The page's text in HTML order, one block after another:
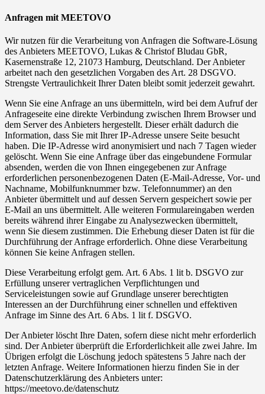
Anfragen mit MEETOVO
Wir nutzen für die Verarbeitung von Anfragen die Software-Lösung
des Anbieters MEETOVO, Lukas & Christof Bludau GbR,
Kasernenstraße 12, 21073 Hamburg, Deutschland. Der Anbieter
arbeitet nach den gesetzlichen Vorgaben des Art. 28 DSGVO.
Strengste Vertraulichkeit Ihrer Daten bleibt somit jederzeit gewahrt.
Wenn Sie eine Anfrage an uns übermitteln, wird bei dem Aufruf der
Anfrageseite eine direkte Verbindung zwischen Ihrem Browser und
dem Server des Anbieters hergestellt. Dieser erhält dadurch die
Information, dass Sie mit Ihrer IP-Adresse unsere Seite besucht
haben. Die IP-Adresse wird anonymisiert und nach 7 Tagen wieder
gelöscht. Wenn Sie eine Anfrage über das eingebundene Formular
absenden, werden die von Ihnen eingegebenen zur Anfrage
erforderlichen personenbezogenen Daten (E-Mail-Adresse, Vor- und
Nachname, Mobilfunknummer bzw. Telefonnummer) an den
Anbieter übermittelt und auf dessen Servern gespeichert sowie per
E-Mail an uns übermittelt. Alle weiteren Formulareingaben werden
bereits während ihrer Eingabe zu Analysezwecken übermittelt,
wenn Sie diesem zustimmen. Die Erhebung dieser Daten ist für die
Durchführung der Anfrage erforderlich. Ohne diese Verarbeitung
können Sie keine Anfragen stellen.
Diese Verarbeitung erfolgt gem. Art. 6 Abs. 1 lit b. DSGVO zur
Erfüllung unserer vertraglichen Verpflichtungen und
Serviceleistungen sowie auf Grundlage unserer berechtigten
Interessen an der Durchführung einer schnellen und effektiven
Anfrage im Sinne des Art. 6 Abs. 1 lit f. DSGVO.
Der Anbieter löscht Ihre Daten, sofern diese nicht mehr erforderlich
sind. Der Anbieter überprüft die Erforderlichkeit alle zwei Jahre. Im
Übrigen erfolgt die Löschung jedoch spätestens 5 Jahre nach der
letzten Anfrage. Weitere Informationen hierzu finden Sie in der
Datenschutzerklärung des Anbieters unter:
https://meetovo.de/datenschutz